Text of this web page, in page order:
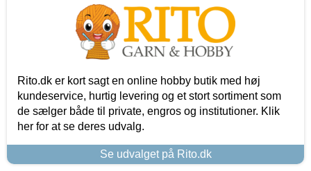
Rito.dk er kort sagt en online hobby butik med høj
kundeservice, hurtig levering og et stort sortiment som
de sælger både til private, engros og institutioner. Klik
her for at se deres udvalg.
Se udvalget på Rito.dk